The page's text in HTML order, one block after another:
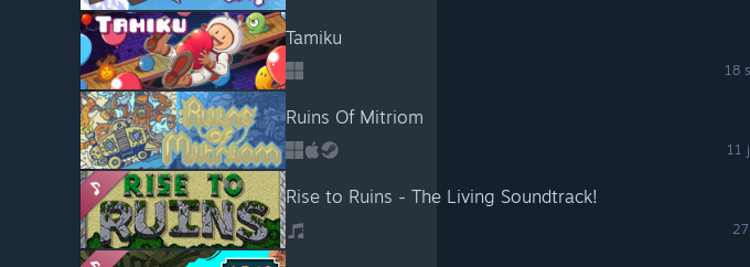
Tamiku
18
Ruins Of Mitriom
11
Rise to Ruins - The Living Soundtrack!